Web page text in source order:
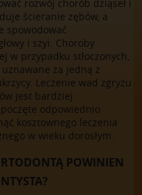
rozwój chorób dziąseł i
ścieranie zębów, a
spowodować
i szyi. Choroby
w przypadku stłoczonych,
za jedną z
Leczenie wad zgryzu
jest bardziej
odpowiednio
kosztownego leczenia
w wieku dorosłym.
POWINIEN